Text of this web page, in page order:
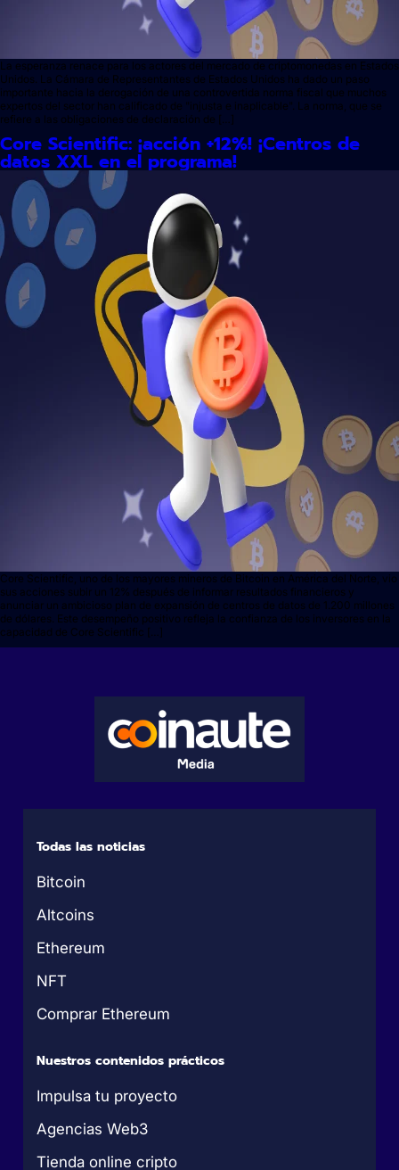
La esperanza renace para los actores del mercado de criptomonedas en Estados
Unidos. La Cámara de Representantes de Estados Unidos ha dado un paso
importante hacia la derogación de una controvertida norma fiscal que muchos
expertos del sector han calificado de "injusta e inaplicable". La norma, que se
refiere a las obligaciones de declaración de […]
Core Scientific: ¡acción +12%! ¡Centros de
datos XXL en el programa!
Core Scientific, uno de los mayores mineros de Bitcoin en América del Norte, vio
sus acciones subir un 12% después de informar resultados financieros y
anunciar un ambicioso plan de expansión de centros de datos de 1.200 millones
de dólares. Este desempeño positivo refleja la confianza de los inversores en la
capacidad de Core Scientific […]
Todas las noticias
Bitcoin
Altcoins
Ethereum
NFT
Comprar Ethereum
Nuestros contenidos prácticos
Impulsa tu proyecto
Agencias Web3
Tienda online cripto